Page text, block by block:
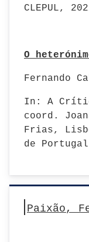
CLEPUL,
O
Fernando
In: A
coord.
Frias,
de
Paixão,